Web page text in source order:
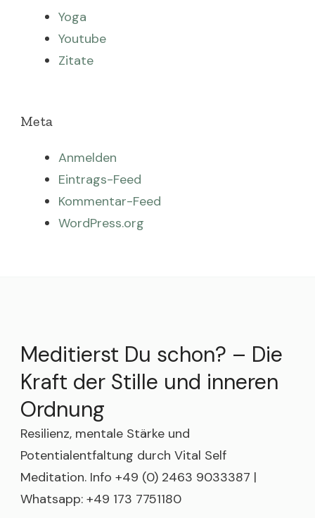
Yoga
Youtube
Zitate
Meta
Anmelden
Eintrags-Feed
Kommentar-Feed
WordPress.org
Meditierst Du schon? – Die
Kraft der Stille und inneren
Ordnung
Resilienz, mentale Stärke und
Potentialentfaltung durch Vital Self
Meditation. Info +49 (0) 2463 9033387 |
Whatsapp: +49 173 7751180